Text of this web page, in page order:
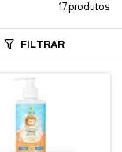
17 produtos
FILTRAR